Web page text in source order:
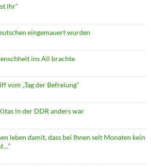
ihr“
eingemauert wurden
ins All brachte
vom „Tag der Befreiung“
in der DDR anders war
leben damit, dass bei Ihnen seit Monaten kein